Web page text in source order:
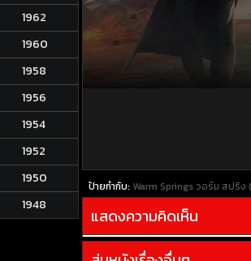
1962
1960
1958
1956
1954
1952
1950
1948
ป้ายกำกับ: Warm Springs วอร์ม สปริง
แสดงความคิดเห็น